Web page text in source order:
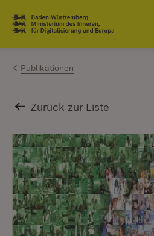
Zum Inhalt springen
Link zur Startseite
Publikationen
Zurück zur Liste